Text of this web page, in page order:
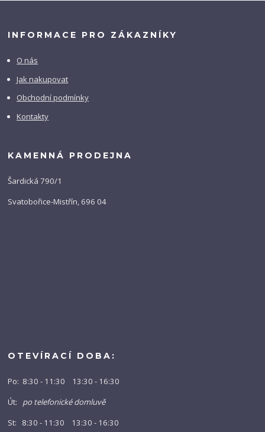
INFORMACE PRO ZÁKAZNÍKY
O nás
Jak nakupovat
Obchodní podmínky
Kontakty
KAMENNÁ PRODEJNA
Šardická 790/1
Svatobořice-Mistřín, 696 04
OTEVÍRACÍ DOBA:
Po: 8:30 - 11:30 13:30 - 16:30
Út: po telefonické domluvě
St: 8:30 - 11:30 13:30 - 16:30